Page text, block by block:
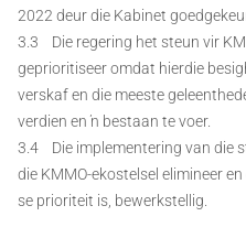
2022 deur die Kabinet
3.3 Die regering het steun vir
geprioritiseer omdat hierdie
verskaf en die meeste
verdien en ŉ bestaan te voer.
3.4 Die implementering van die
die KMMO-ekostelsel elimineer
se prioriteit is, bewerkstellig.